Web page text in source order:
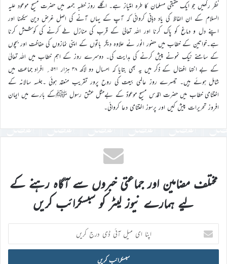
نظر رکھیں جو ایک حقیقی مسلمان کا طرہ امتیاز ہے۔ اگلے روز خطبہ جمعہ میں حضرت مسیح موعود علیہ
السلام کے ان الفاظ کی یاد دہانی کروائی کہ آپ کے یہاں آنے کی اصل غرض دین سیکھنا اور
اپنے دل و دماغ کو پاک کرنا اور اللہ تعالیٰ کے قرب کی منازل طے کرنے کی کوشش کرنا
ہے۔خواتین کے خطاب میں حضور انور نے علاوہ دیگر باتوں کے اپنی نمازوں کی حفاظت اور بچوں
کے سامنے نیک نمونے پیش کرنے کی ہدایت کی۔ دوسرے روز کے اہم خطاب میں اللہ تعالیٰ
کے بے انتہا افضال کے ذکر میں یہ بھی بتایا کہ امسال دو لاکھ ۳۸ ہزار ۵۶۱؍ افراد جماعت میں
شامل ہوئے ہیں۔ تیسرے روز عالمی بیعت کی روح پرور تقریب منعقد ہوئی ۔جلسہ سالانہ کے
اختتامی خطاب میں حضرت اقدس مسیح موعودؑ کے بےمثل عشق رسول ﷺکے بارے میں ایمان
افروز تحریرات پیش کیں اور پرسوز اختتامی دعا کروائی۔
مختلف مضامین اور جماعتی خبروں سے آگاہ رہنے کے
لیے ہمارے نیوز لیٹر کو سبسکرائب کریں
اپنا
ای
میل